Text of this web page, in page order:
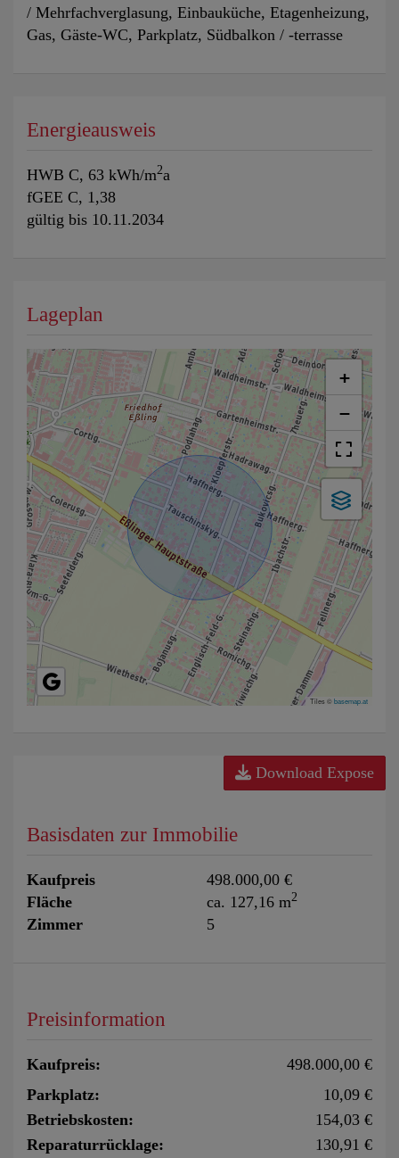
/ Mehrfachverglasung Einbauküche Etagenheizung
Gas Gäste-WC Parkplatz Südbalkon / -terrasse
Energieausweis
HWB C, 63 kWh/m2a
fGEE C, 1,38
gültig bis 10.11.2034
Lageplan
+
−
Tiles ©basemap.at
Download Expose
Basisdaten zur Immobilie
Kaufpreis
498.000,00 €
Fläche
ca. 127,16 m2
Zimmer 5
Preisinformation
Kaufpreis:
498.000,00 €
Parkplatz:
10,09 €
Betriebskosten:
154,03 €
Reparaturrücklage:
130,91 €